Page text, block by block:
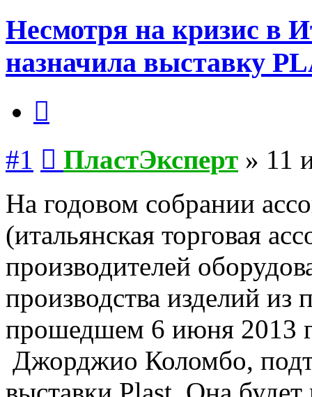
Несмотря на кризис в
назначила выставку
#1 ПластЭксперт » 11
На годовом собрании
(итальянская торговая
производителей
производства изделий из
прошедшем 6 июня 2013
Джорджио Коломбо,